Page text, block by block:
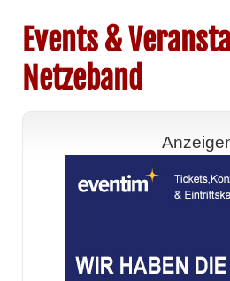
Events &
Netzeband